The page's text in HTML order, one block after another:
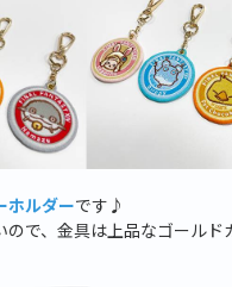
ホルダーです♪
で、金具は上品なゴールド